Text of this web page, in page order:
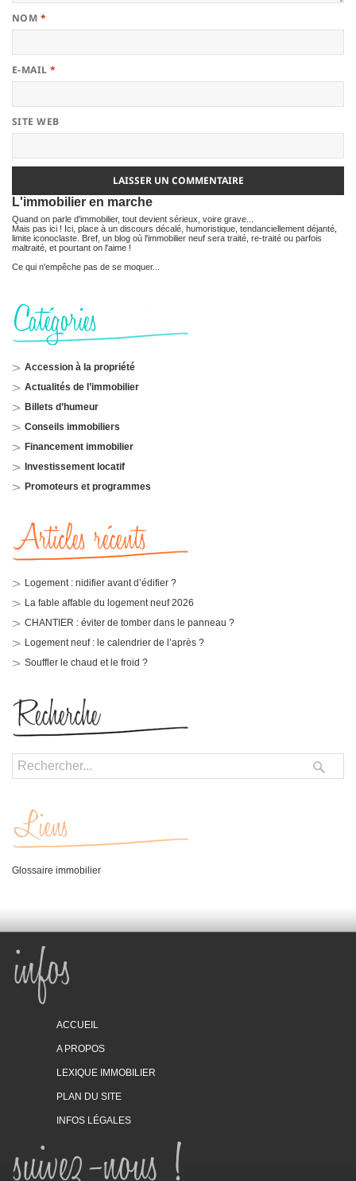
NOM *
E-MAIL*
SITE WEB
L'immobilier en marche
Quand on parle d'immobilier, tout devient sérieux, voire grave...
Mais pas ici ! Ici, place à un discours décalé, humoristique, tendanciellement déjanté,
limite iconoclaste. Bref, un blog où l'immobilier neuf sera traité, re-traité ou parfois
maltraité, et pourtant on l'aime !
Ce qui n'empêche pas de se moquer...
Accession à la propriété
Actualités de l’immobilier
Billets d’humeur
Conseils immobiliers
Financement immobilier
Investissement locatif
Promoteurs et programmes
Logement : nidifier avant d’édifier ?
La fable affable du logement neuf 2026
CHANTIER : éviter de tomber dans le panneau ?
Logement neuf : le calendrier de l’après ?
Souffler le chaud et le froid ?
Glossaire immobilier
ACCUEIL
A PROPOS
LEXIQUE IMMOBILIER
PLAN DU SITE
INFOS LÉGALES